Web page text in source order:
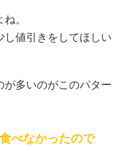
。
し値引きをしてほしい
が多いのがこのパター
べなかったので